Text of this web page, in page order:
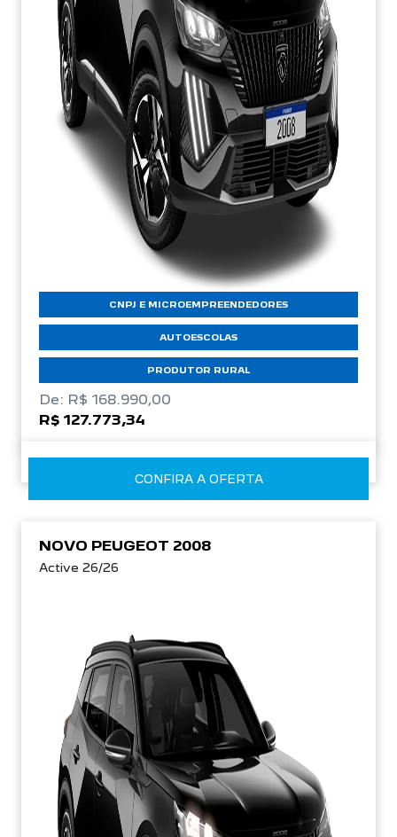
CNPJ E MICROEMPREENDEDORES
AUTOESCOLAS
PRODUTOR RURAL
De: R$ 168.990,00
R$ 127.773,34
CONFIRA A OFERTA
NOVO PEUGEOT 2008
Active 26/26